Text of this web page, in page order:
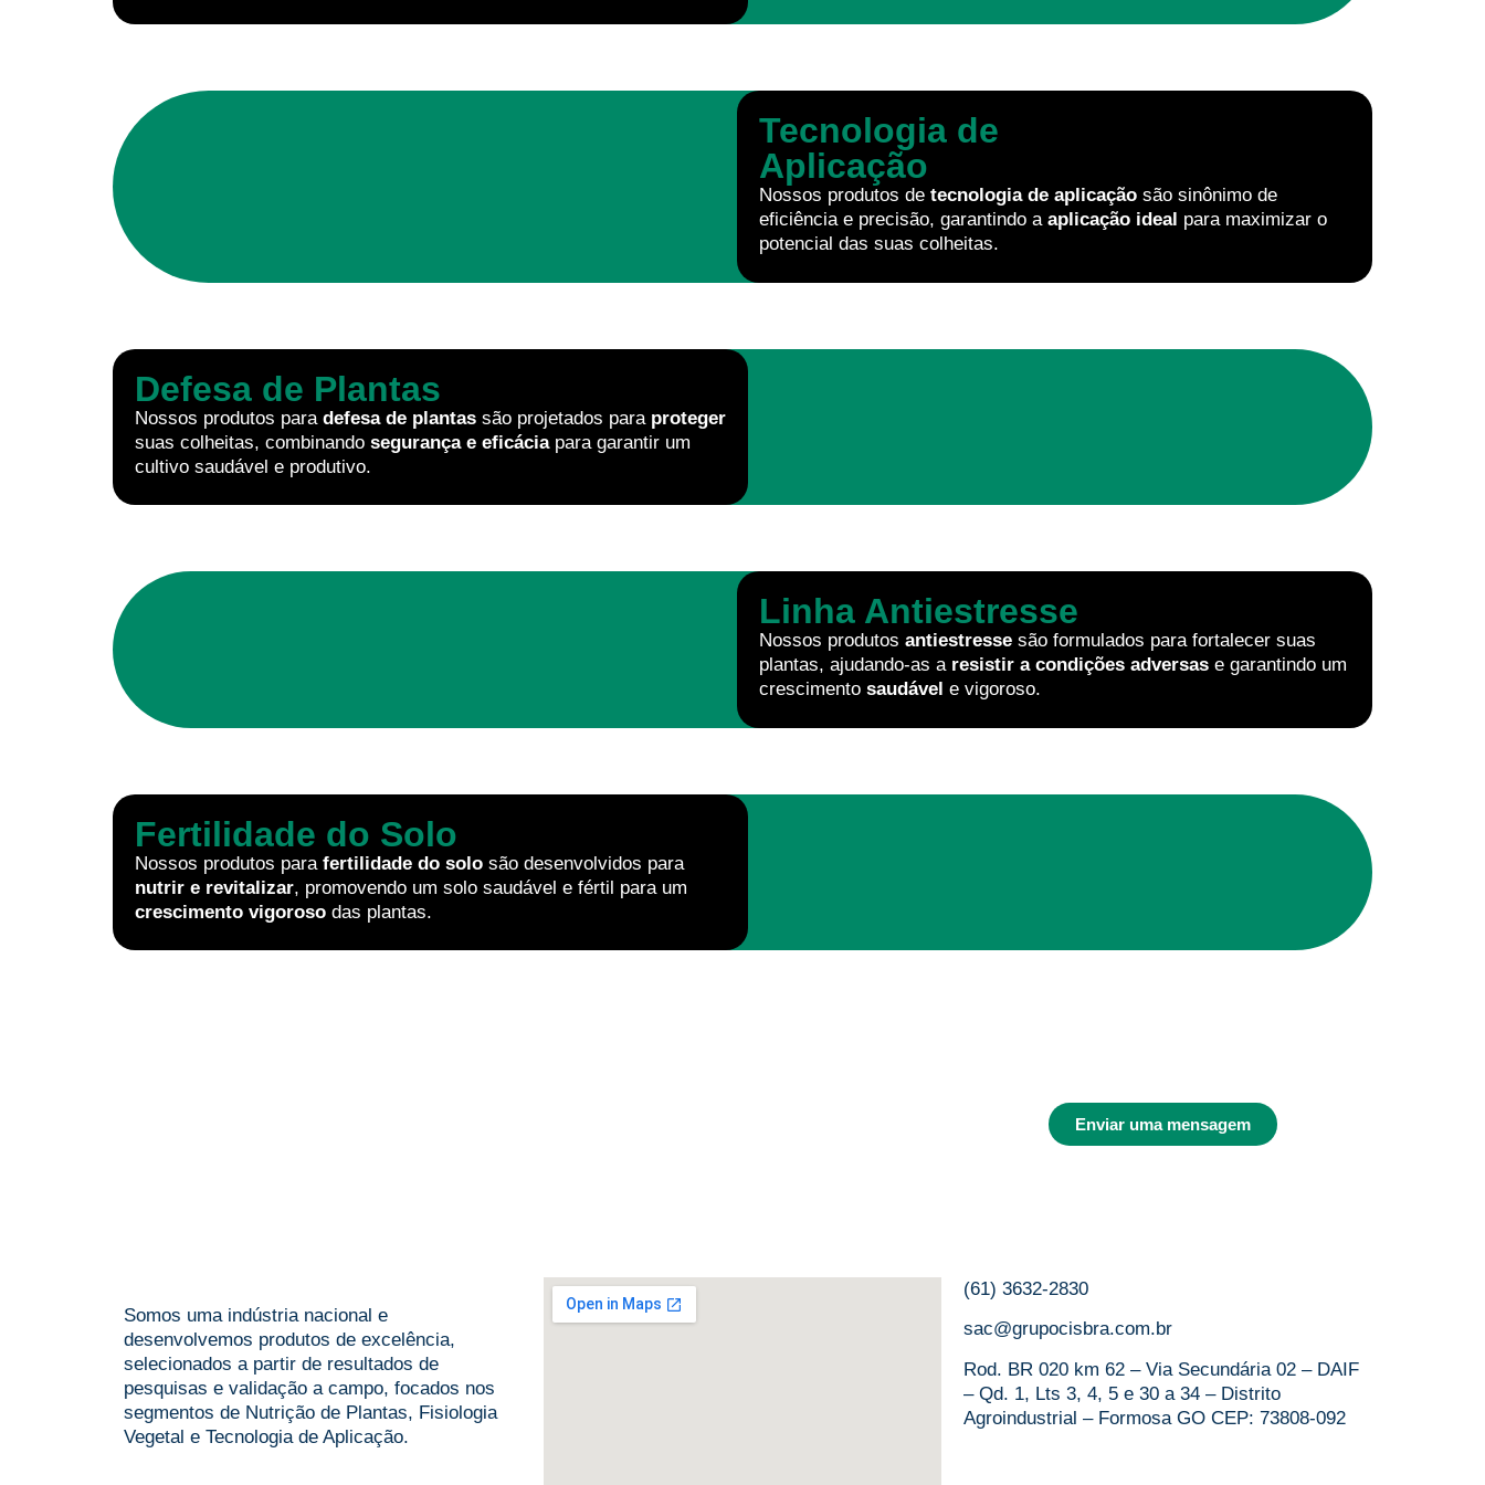
Tecnologia de
Aplicação
Nossos produtos de tecnologia de aplicaçãosão sinônimo de
eficiência e precisão, garantindo a aplicação ideal para maximizar o
potencial das suas colheitas.
Defesa de Plantas
Nossos produtos para defesa de plantas são projetados para proteger
suas colheitas, combinando segurança e eficáciapara garantir um
cultivo saudável e produtivo.
Linha Antiestresse
Nossos produtos antiestressesão formulados para fortalecer suas
plantas, ajudando-as a resistir a condições adversase garantindo um
crescimento saudável e vigoroso.
Fertilidade do Solo
Nossos produtos para fertilidade do solo são desenvolvidos para
nutrir e revitalizar, promovendo um solo saudável e fértil para um
crescimento vigoroso das plantas.
Enviar uma mensagem
Somos uma indústria nacional e
desenvolvemos produtos de excelência,
selecionados a partir de resultados de
pesquisas e validação a campo, focados nos
segmentos de Nutrição de Plantas, Fisiologia
Vegetal e Tecnologia de Aplicação.
(61) 3632-2830
sac@grupocisbra.com.br
Rod. BR 020 km 62 – Via Secundária 02 – DAIF
– Qd. 1, Lts 3, 4, 5 e 30 a 34 – Distrito
Agroindustrial – Formosa GO CEP: 73808-092